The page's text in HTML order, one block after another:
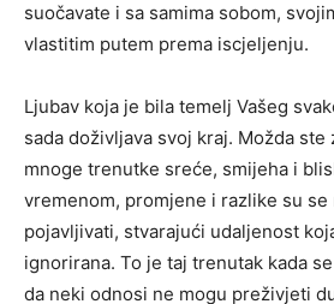
suočavate i sa samima sobom,
vlastitim putem prema iscjeljenju.
Ljubav koja je bila temelj Vašeg
sada doživljava svoj kraj. Možda
mnoge trenutke sreće, smijeha i
vremenom, promjene i razlike su se
pojavljivati, stvarajući udaljenost
ignorirana. To je taj trenutak kada
da neki odnosi ne mogu preživjeti